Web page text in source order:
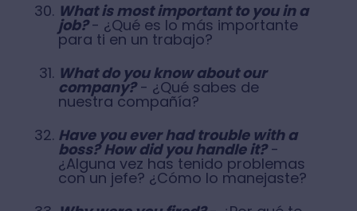
What is most important to you in a
job?- ¿Qué es lo más importante
para ti en un trabajo?
What do you know about our
company?- ¿Qué sabes de
nuestra compañía?
Have you ever had trouble with a
boss? How did you handle it?-
¿Alguna vez has tenido problemas
con un jefe? ¿Cómo lo manejaste?